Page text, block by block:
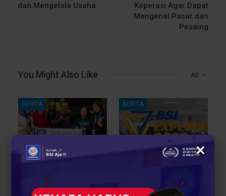
dan Mengelola Usaha
Koperasi Agar Dapat
Mengenal Pasar dan
Pesaing
All
You Might Also Like
BERITA
Keberangkatan
BERITA
Keberangkatan
×